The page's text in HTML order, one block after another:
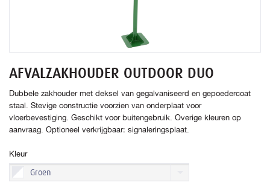
AFVALZAKHOUDER OUTDOOR DUO
Dubbele zakhouder met deksel van gegalvaniseerd en gepoedercoat
staal. Stevige constructie voorzien van onderplaat voor
vloerbevestiging. Geschikt voor buitengebruik. Overige kleuren op
aanvraag. Optioneel verkrijgbaar: signaleringsplaat.
Kleur
Groen